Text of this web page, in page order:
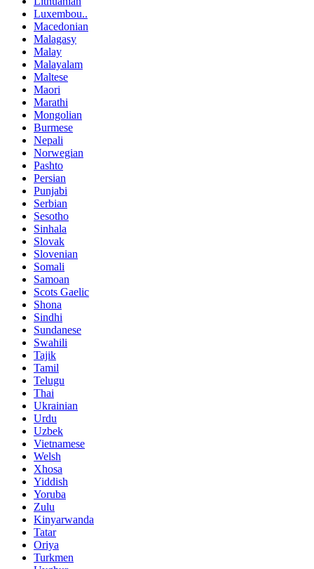
Luxembou..
Macedonian
Malagasy
Malay
Malayalam
Maltese
Maori
Marathi
Mongolian
Burmese
Nepali
Norwegian
Pashto
Persian
Punjabi
Serbian
Sesotho
Sinhala
Slovak
Slovenian
Somali
Samoan
Scots Gaelic
Shona
Sindhi
Sundanese
Swahili
Tajik
Tamil
Telugu
Thai
Ukrainian
Urdu
Uzbek
Vietnamese
Welsh
Xhosa
Yiddish
Yoruba
Zulu
Kinyarwanda
Tatar
Oriya
Turkmen